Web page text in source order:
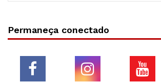
Permaneça conectado